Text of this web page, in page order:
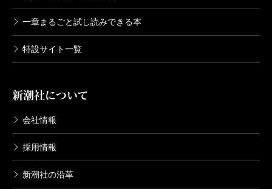
一章まるごと試し読みできる本
特設サイト一覧
新潮社について
会社情報
採用情報
新潮社の沿革